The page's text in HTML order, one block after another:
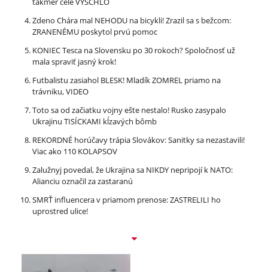
Zdeno Chára mal NEHODU na bicykli! Zrazil sa s bežcom:
ZRANENÉMU poskytol prvú pomoc
KONIEC Tesca na Slovensku po 30 rokoch? Spoločnosť už
mala spraviť jasný krok!
Futbalistu zasiahol BLESK! Mladík ZOMREL priamo na
trávniku, VIDEO
Toto sa od začiatku vojny ešte nestalo! Rusko zasypalo
Ukrajinu TISÍCKAMI kĺzavých bômb
REKORDNÉ horúčavy trápia Slovákov: Sanitky sa nezastavili!
Viac ako 110 KOLAPSOV
Zalužnyj povedal, že Ukrajina sa NIKDY nepripojí k NATO:
Alianciu označil za zastaranú
SMRŤ influencera v priamom prenose: ZASTRELILI ho
uprostred ulice!